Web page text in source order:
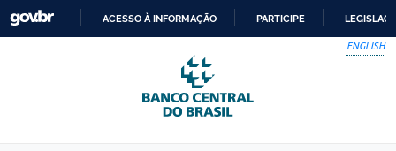
Skip to main content
PARA
O
CONTEÚDO
ACESSO À INFORMAÇÃO PARTICIPE
ENGLISH